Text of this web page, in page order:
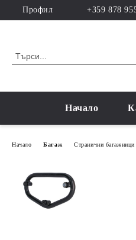
Профил +359 878
Начало
Начало Багаж Странични багажници